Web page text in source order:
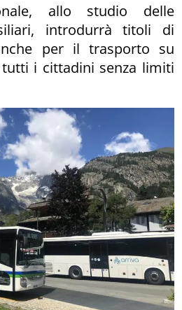
allo studio delle
introdurrà titoli di
per il trasporto su
i cittadini senza limiti